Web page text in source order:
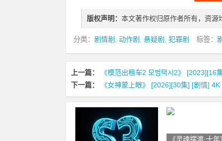
版权声明：本文著作权归原作者所有，资源
分类： 剧情剧 动作剧 悬疑剧 犯罪剧 标签：
上一篇：
《模范出租车2 모범택시2》 [2023][16
下一篇：
《女神蒙上眼》 [2026][30集] [剧情] 4K
《灵魂摆渡·十